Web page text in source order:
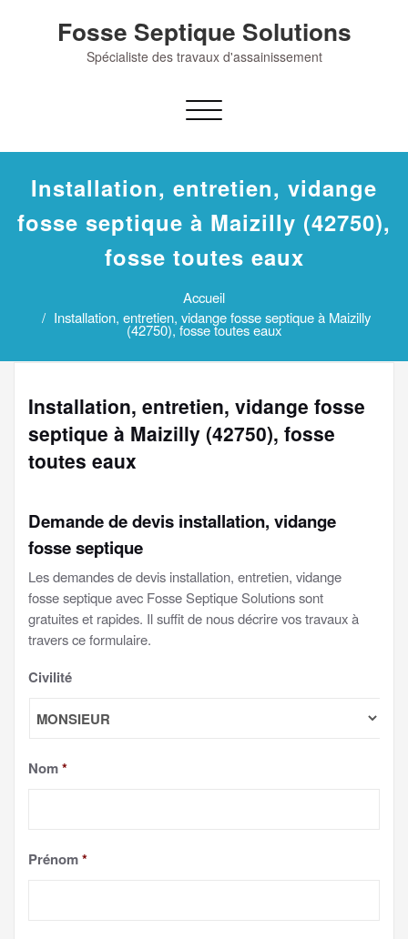
Fosse Septique Solutions
Spécialiste des travaux d'assainissement
Afficher/masquer
navigation
Installation, entretien, vidange
fosse septique à Maizilly (42750),
fosse toutes eaux
Accueil
Installation, entretien, vidange fosse septique à Maizilly
(42750), fosse toutes eaux
Installation, entretien, vidange fosse
septique à Maizilly (42750), fosse
toutes eaux
Demande de devis installation, vidange
fosse septique
Les demandes de devis installation, entretien, vidange
fosse septique avec Fosse Septique Solutions sont
gratuites et rapides. Il suffit de nous décrire vos travaux à
travers ce formulaire.
Civilité
Nom*
Prénom*